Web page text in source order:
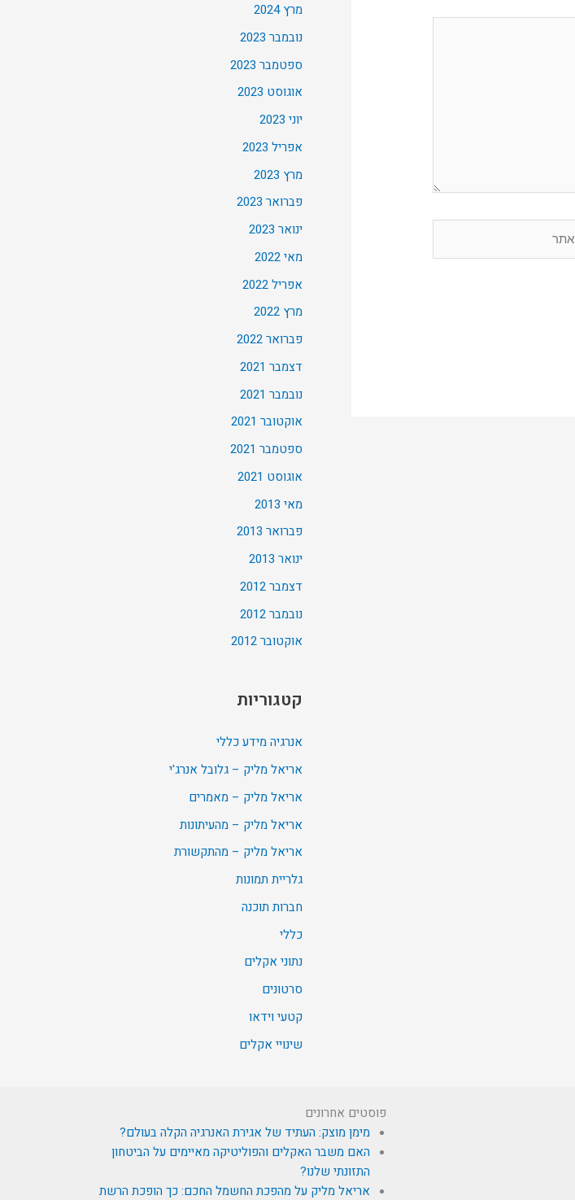
מרץ 2024
נובמבר 2023
ספטמבר 2023
אוגוסט 2023
יוני 2023
אפריל 2023
מרץ 2023
פברואר 2023
ינואר 2023
מאי 2022
אפריל 2022
מרץ 2022
פברואר 2022
דצמבר 2021
נובמבר 2021
אוקטובר 2021
ספטמבר 2021
אוגוסט 2021
מאי 2013
פברואר 2013
ינואר 2013
דצמבר 2012
נובמבר 2012
אוקטובר 2012
קטגוריות
אנרגיה מידע כללי
אריאל מליק – גלובל אנרג'י
אריאל מליק – מאמרים
אריאל מליק – מהעיתונות
אריאל מליק – מהתקשורת
גלריית תמונות
חברות תוכנה
כללי
נתוני אקלים
סרטונים
קטעי וידאו
שינויי אקלים
פוסטים אחרונים
מימן מוצק: העתיד של אגירת האנרגיה הקלה בעולם?
האם משבר האקלים והפוליטיקה מאיימים על הביטחון
התזונתי שלנו?
אריאל מליק על מהפכת החשמל החכם: כך הופכת הרשת